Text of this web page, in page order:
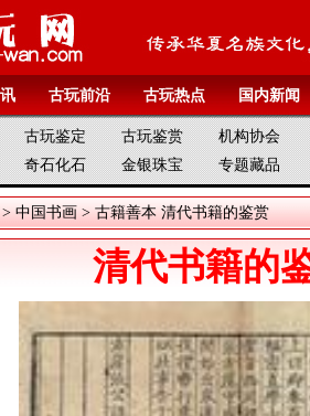
古玩前沿 古玩热点 国内新闻
古玩鉴定 古玩鉴赏
机构协会
奇石化石 金银珠宝 专题藏品
> 中国书画 > 古籍善本 清代书籍的鉴赏
清代书籍的